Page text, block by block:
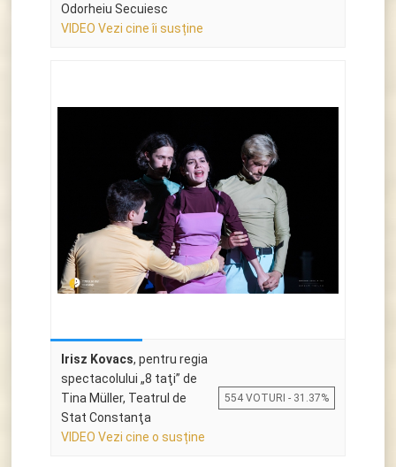
Odorheiu Secuiesc
VIDEO Vezi cine îi susține
Irisz Kovacs, pentru regia
spectacolului „8 taţi” de
Tina Müller, Teatrul de
Stat Constanţa
VIDEO Vezi cine o susține
554 VOTURI - 31.37%